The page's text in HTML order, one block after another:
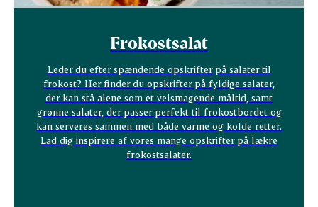
Frokostsalat
Leder du efter spændende opskrifter på salater til
frokost? Her finder du opskrifter på fyldige salater,
der kan stå alene som et velsmagende måltid, samt
grønne salater, der passer perfekt til frokostbordet og
kan serveres sammen med både varme og kolde retter.
Lad dig inspirere af vores mange opskrifter på lækre
frokostsalater.